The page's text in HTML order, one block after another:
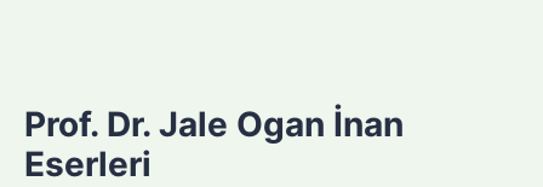
Prof. Dr. Jale Ogan İnan
Eserleri